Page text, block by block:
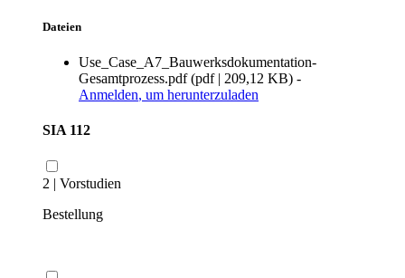
Dateien
Use_Case_A7_Bauwerksdokumentation-
Gesamtprozess.pdf (pdf| 209,12 KB) -
Anmelden, um herunterzuladen
SIA 112
2 | Vorstudien
Bestellung